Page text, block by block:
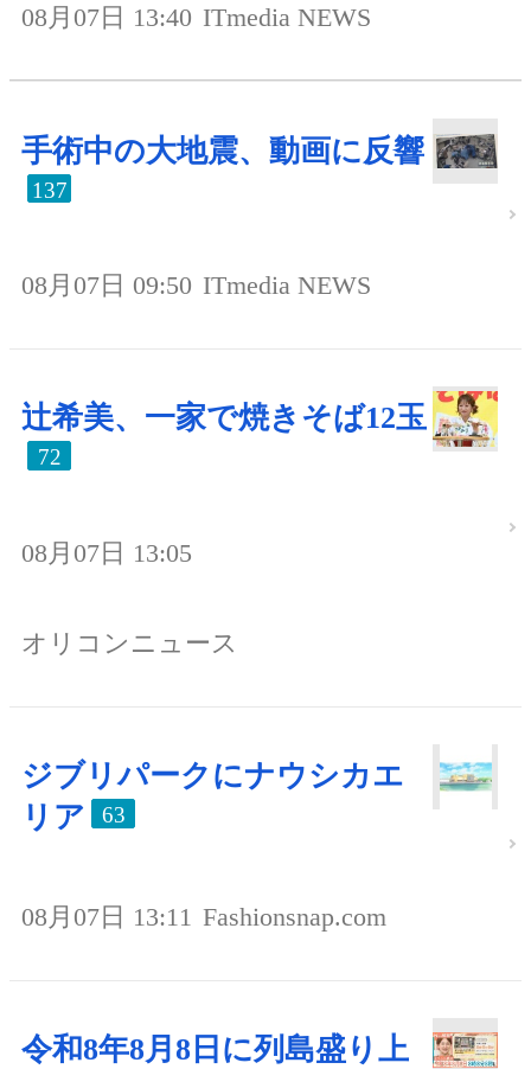
08月07日 13:40 ITmedia NEWS
手術中の大地震、動画に反響
137
08月07日 09:50 ITmedia NEWS
辻希美、一家で焼きそば12玉
72
08月07日 13:05
オリコンニュース
ジブリパークにナウシカエ
リア
63
08月07日 13:11 Fashionsnap.com
令和8年8月8日に列島盛り上